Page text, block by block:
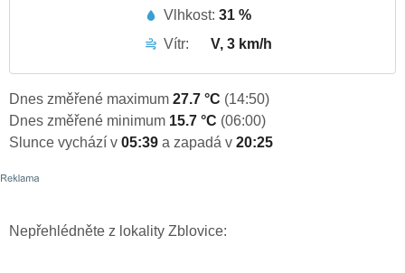
Vlhkost: 31 %
Vítr:
V, 3 km/h
Dnes změřené maximum 27.7 °C (14:50)
Dnes změřené minimum 15.7 °C (06:00)
Slunce vychází v 05:39 a zapadá v 20:25
Nepřehlédněte z lokality Zblovice: